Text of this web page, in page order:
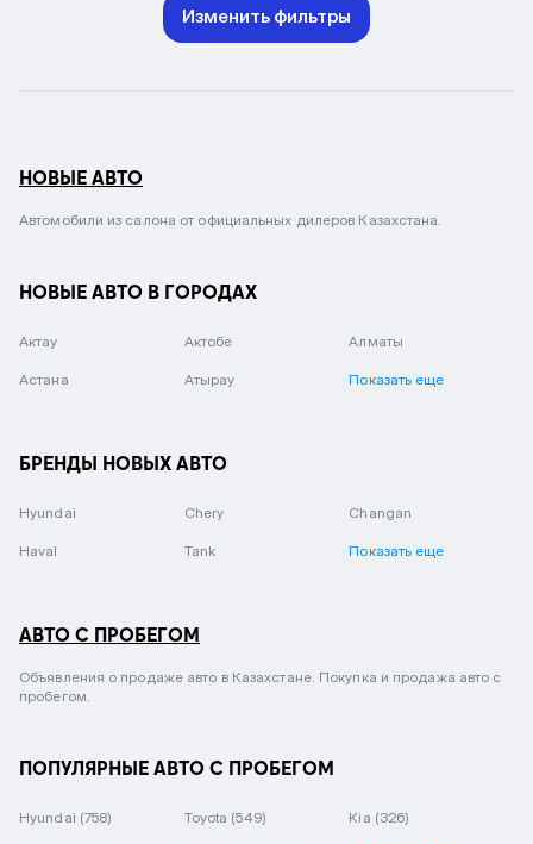
Изменить фильтры
НОВЫЕ АВТО
Автомобили из салона от официальных дилеров Казахстана.
НОВЫЕ АВТО В ГОРОДАХ
Актау Актобе Алматы
Астана Атырау Показать еще
БРЕНДЫ НОВЫХ АВТО
Hyundai Chery Changan
Haval Tank Показать еще
АВТО С ПРОБЕГОМ
Объявления о продаже авто в Казахстане. Покупка и продажа авто с
пробегом.
ПОПУЛЯРНЫЕ АВТО С ПРОБЕГОМ
Hyundai (758) Toyota (549) Kia (326)